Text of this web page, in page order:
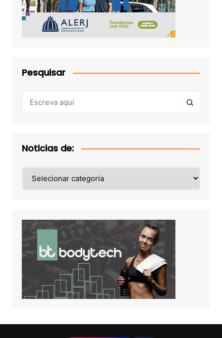
Pesquisar
Noticias de:
de: